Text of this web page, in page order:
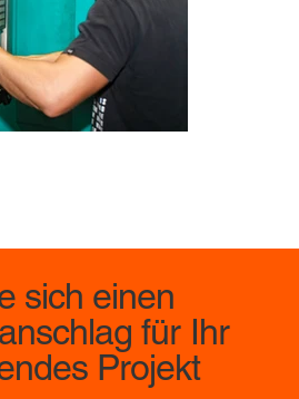
sich einen
für Ihr
Projekt